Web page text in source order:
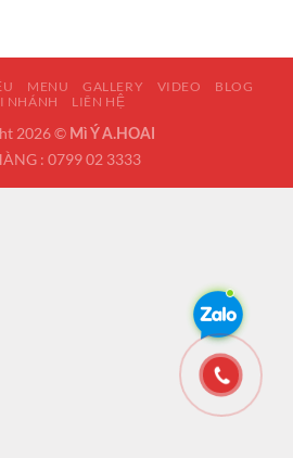
MENU GALLERY VIDEO
BLOG
NHÁNH
LIÊN HỆ
2026 © Mì Ý A.HOAI
: 0799 02 3333